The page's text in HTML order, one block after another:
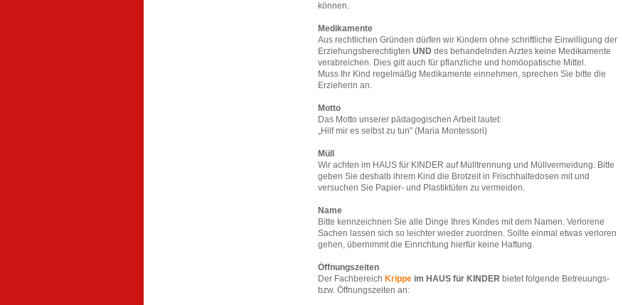
können.
Medikamente
Aus rechtlichen Gründen dürfen wir Kindern ohne schriftliche Einwilligung der
Erziehungsberechtigten UND des behandelnden Arztes keine Medikamente
verabreichen. Dies gilt auch für pflanzliche und homöopatische Mittel.
Muss Ihr Kind regelmäßig Medikamente einnehmen, sprechen Sie bitte die
Erzieherin an.
Motto
Das Motto unserer pädagogischen Arbeit lautet:
„Hilf mir es selbst zu tun" (Maria Montessori)
Müll
Wir achten im HAUS für KINDER auf Mülltrennung und Müllvermeidung. Bitte
geben Sie deshalb ihrem Kind die Brotzeit in Frischhaltedosen mit und
versuchen Sie Papier- und Plastiktüten zu vermeiden.
Name
Bitte kennzeichnen Sie alle Dinge Ihres Kindes mit dem Namen. Verlorene
Sachen lassen sich so leichter wieder zuordnen. Sollte einmal etwas verloren
gehen, übernimmt die Einrichtung hierfür keine Haftung.
Öffnungszeiten
Der Fachbereich Krippe im HAUS für KINDER bietet folgende Betreuungs-
bzw. Öffnungszeiten an: